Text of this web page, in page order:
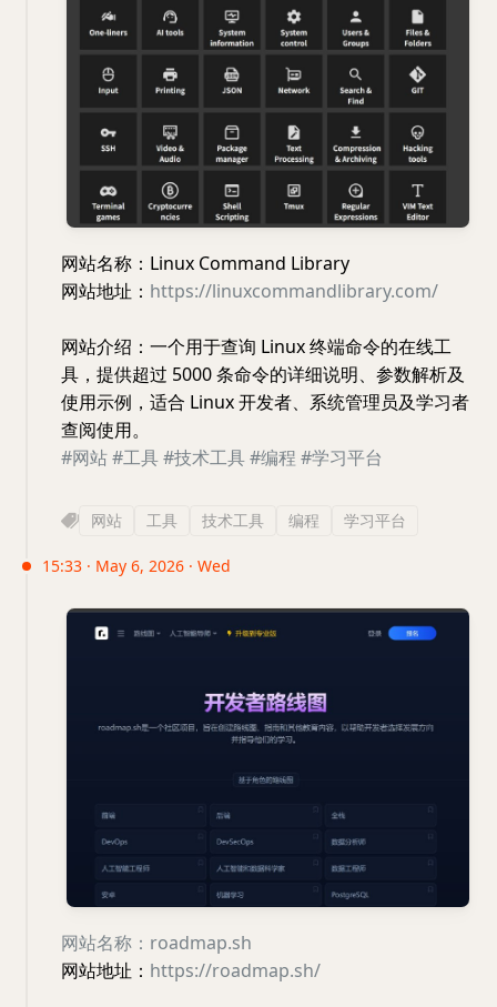
网站名称：Linux Command Library
网站地址： https://linuxcommandlibrary.com/
网站介绍：一个用于查询 Linux 终端命令的在线工
具，提供超过 5000 条命令的详细说明、参数解析及
使用示例，适合 Linux 开发者、系统管理员及学习者
查阅使用。
#网站#工具#技术工具#编程 #学习平台
网站 工具 技术工具 编程 学习平台
15:33 · May 6, 2026 · Wed
网站名称：roadmap.sh
网站地址： https://roadmap.sh/